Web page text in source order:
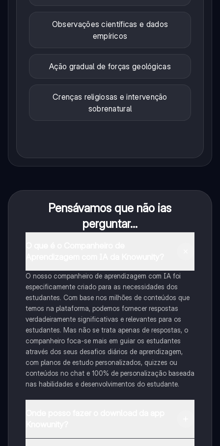
Observações científicas e dados
empíricos
Ação gradual de forças geológicas
Crenças religiosas e intervenção
sobrenatural
Pensávamos que não ias
perguntar...
O nosso companheiro de aprendizagem com IA foi
especificamente criado para as necessidades dos
estudantes. Com base nos milhões de conteúdos que
temos na plataforma, podemos fornecer respostas
verdadeiramente significativas e relevantes para os
estudantes. Mas não se trata apenas de respostas, o
companheiro foca-se mais em guiar os estudantes
através dos seus desafios diários de aprendizagem,
com planos de estudo personalizados, quizzes ou
conteúdos no chat e 100% de personalização baseada
nas habilidades e desenvolvimentos do estudante.